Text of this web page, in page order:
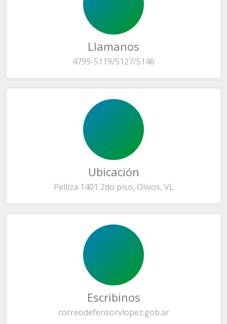
Llamanos
4799-5119/5127/5146
Ubicación
Pelliza 1401 2do piso, Olivos, VL
Escribinos
correodefensorvlopez.gob.ar